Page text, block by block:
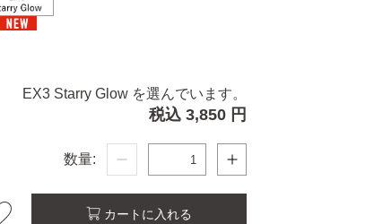
EX3 Starry Glow を選んでいます。
税込 3,850 円
数量:
カートに入れる